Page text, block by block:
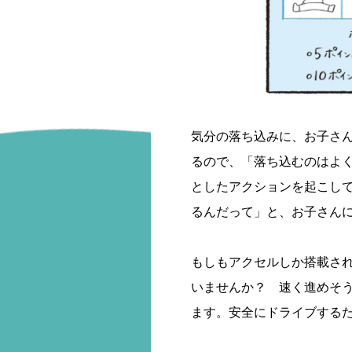
気分の落ち込みに、お子さ
るので、「落ち込むのはよ
としたアクションを起こし
るんだって」と、お子さん
もしもアクセルしか搭載さ
いませんか？ 速く進めそ
ます。安全にドライブする